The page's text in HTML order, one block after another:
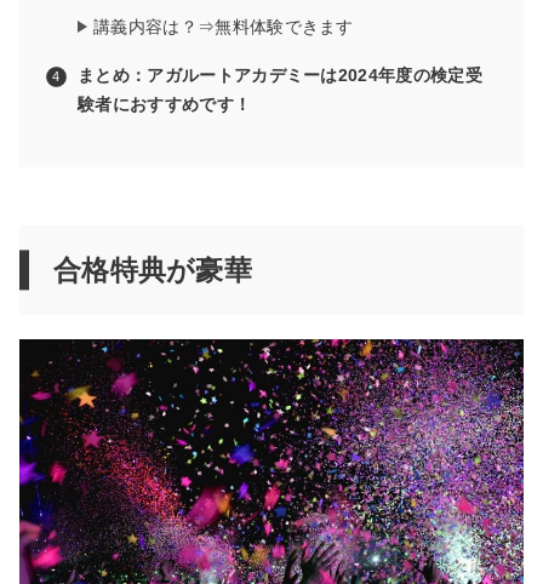
講義内容は？⇒無料体験できます
まとめ：アガルートアカデミーは2024年度の検定受
験者におすすめです！
合格特典が豪華